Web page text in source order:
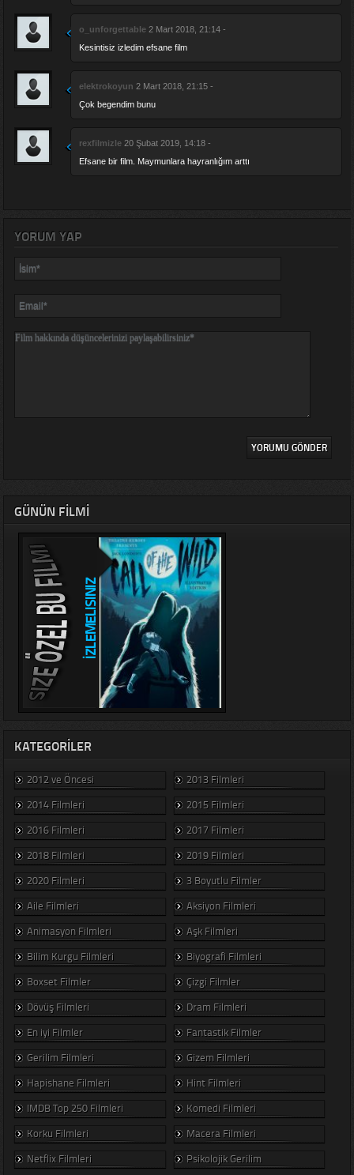
o_unforgettable 2 Mart 2018, 21:14 -
Kesintisiz izledim efsane film
elektrokoyun 2 Mart 2018, 21:15 -
Çok begendim bunu
rexfilmizle 20 Şubat 2019, 14:18 -
Efsane bir film. Maymunlara hayranlığım arttı
YORUM YAP
GÜNÜN FILMI
KATEGORILER
2012 ve Öncesi
2013 Filmleri
2014 Filmleri
2015 Filmleri
2016 Filmleri
2017 Filmleri
2018 Filmleri
2019 Filmleri
2020 Filmleri
3 Boyutlu Filmler
Aile Filmleri
Aksiyon Filmleri
Animasyon Filmleri
Aşk Filmleri
Bilim Kurgu Filmleri
Biyografi Filmleri
Boxset Filmler
Çizgi Filmler
Dövüş Filmleri
Dram Filmleri
En iyi Filmler
Fantastik Filmler
Gerilim Filmleri
Gizem Filmleri
Hapishane Filmleri
Hint Filmleri
IMDB Top 250 Filmleri
Komedi Filmleri
Korku Filmleri
Macera Filmleri
Netflix Filmleri
Psikolojik Gerilim